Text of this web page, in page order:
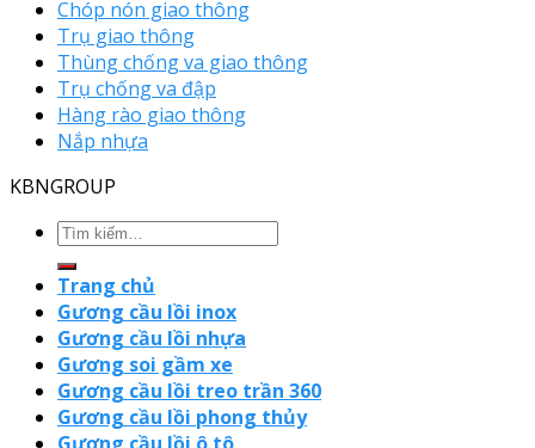
Chóp nón giao thông
Trụ giao thông
Thùng chống va giao thông
Trụ chống va đập
Hàng rào giao thông
Nắp nhựa
KBNGROUP
Trang chủ
Gương cầu lồi inox
Gương cầu lồi nhựa
Gương soi gầm xe
Gương cầu lồi treo trần 360
Gương cầu lồi phong thủy